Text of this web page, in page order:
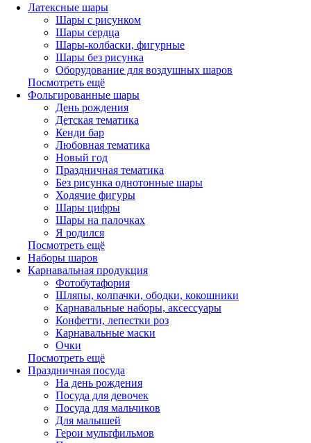
Латексные шары
Шары с рисунком
Шары сердца
Шары-колбаски, фигурные
Шары без рисунка
Оборудование для воздушных шаров
Посмотреть ещё
Фольгированные шары
День рождения
Детская тематика
Кенди бар
Любовная тематика
Новый год
Праздничная тематика
Без рисунка однотонные шары
Ходячие фигуры
Шары цифры
Шары на палочках
Я родился
Посмотреть ещё
Наборы шаров
Карнавальная продукция
Фотобутафория
Шляпы, колпачки, ободки, кокошники
Карнавальные наборы, аксессуары
Конфетти, лепестки роз
Карнавальные маски
Очки
Посмотреть ещё
Праздничная посуда
На день рождения
Посуда для девочек
Посуда для мальчиков
Для малышей
Герои мультфильмов